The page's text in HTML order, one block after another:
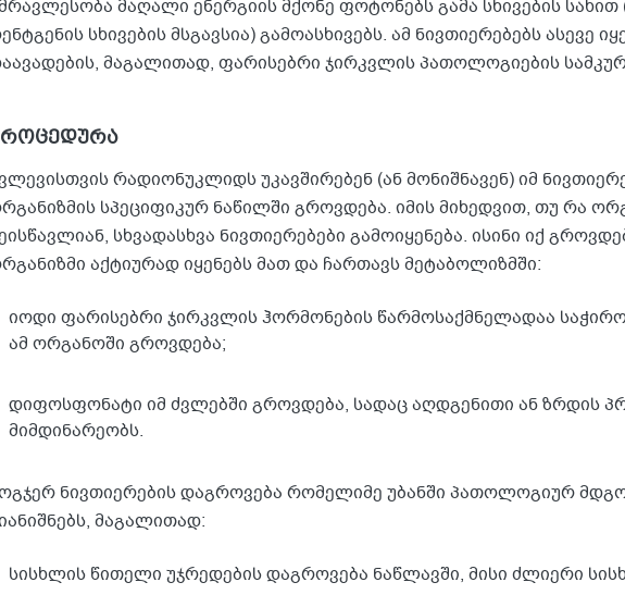
მაღალი ენერგიის მქონე ფოტონებს გამა სხივების სახით
სხივების მსგავსია) გამოასხივებს. ამ ნივთიერებებს ასევე
მაგალითად, ფარისებრი ჯირკვლის პათოლოგიების
რადიონუკლიდს უკავშირებენ (ან მონიშნავენ) იმ
სპეციფიკურ ნაწილში გროვდება. იმის მიხედვით, თუ რა
სხვადასხვა ნივთიერებები გამოიყენება. ისინი იქ
აქტიურად იყენებს მათ და ჩართავს მეტაბოლიზმში:
იოდი ფარისებრი ჯირკვლის ჰორმონების წარმოსაქმნელადაა
ამ ორგანოში გროვდება;
დიფოსფონატი იმ ძვლებში გროვდება, სადაც აღდგენითი ან ზრდის
მიმდინარეობს.
ნივთიერების დაგროვება რომელიმე უბანში პათოლოგიურ
მაგალითად:
სისხლის წითელი უჯრედების დაგროვება ნაწლავში, მისი ძლიერი